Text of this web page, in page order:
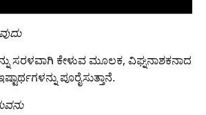
ಸರಳವಾಗಿ ಕೇಳುವ ಮೂಲಕ, ವಿಘ್ನನಾಶಕನಾದ
ಪೂರೈಸುತ್ತಾನೆ.